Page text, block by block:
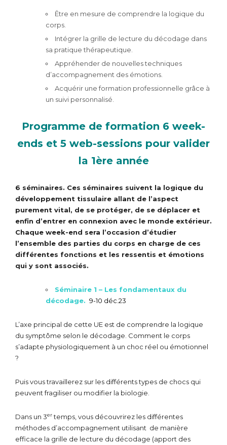
Être en mesure de comprendre la logique du
corps.
Intégrer la grille de lecture du décodage dans
sa pratique thérapeutique.
Appréhender de nouvelles techniques
d’accompagnement des émotions.
Acquérir une formation professionnelle grâce à
un suivi personnalisé.
Programme de formation 6 week-
ends et 5 web-sessions pour valider
la 1ère année
6 séminaires. Ces séminaires suivent la logique du
développement tissulaire allant de l’aspect
purement vital, de se protéger, de se déplacer et
enfin d’entrer en connexion avec le monde extérieur.
Chaque week-end sera l’occasion d’étudier
l’ensemble des parties du corps en charge de ces
différentes fonctions et les ressentis et émotions
qui y sont associés.
Séminaire 1 – Les fondamentaux du
décodage. 9-10 déc.23
L’axe principal de cette UE est de comprendre la logique
du symptôme selon le décodage. Comment le corps
s’adapte physiologiquement à un choc réel ou émotionnel
?
Puis vous travaillerez sur les différents types de chocs qui
peuvent fragiliser ou modifier la biologie.
Dans un 3ertemps, vous découvrirez les différentes
méthodes d’accompagnement utilisant de manière
efficace la grille de lecture du décodage (apport des